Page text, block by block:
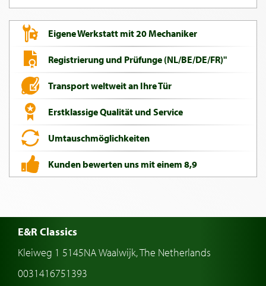
Eigene Werkstatt mit 20 Mechaniker
Registrierung und Prüfunge (NL/BE/DE/FR)"
Transport weltweit an Ihre Tür
Erstklassige Qualität und Service
Umtauschmöglichkeiten
Kunden bewerten uns mit einem 8,9
E&R Classics
Kleiweg 1 5145NA Waalwijk, The Netherlands
0031416751393